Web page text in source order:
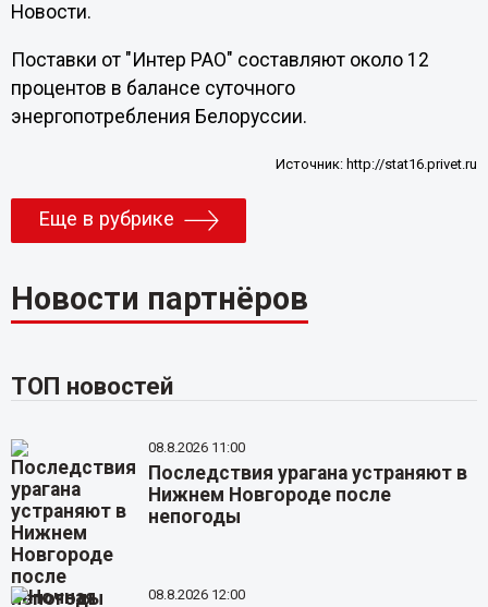
Новости.
Поставки от "Интер РАО" составляют около 12
процентов в балансе суточного
энергопотребления Белоруссии.
Источник:http://stat16.privet.ru
Еще в рубрике
Новости партнёров
ТОП новостей
08.8.2026 11:00
Последствия урагана устраняют в
Нижнем Новгороде после
непогоды
08.8.2026 12:00